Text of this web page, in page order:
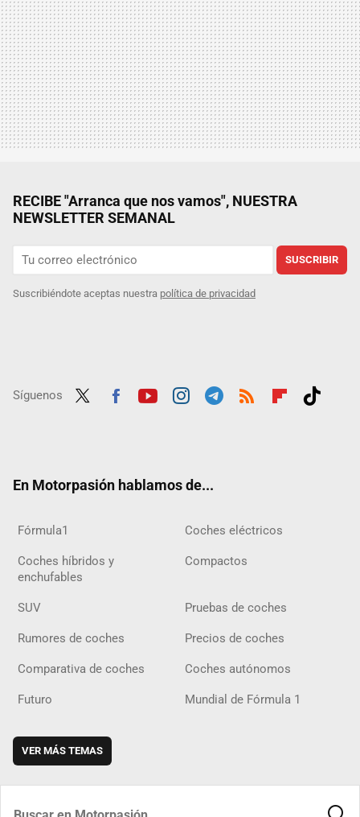
RECIBE "Arranca que nos vamos", NUESTRA
NEWSLETTER SEMANAL
SUSCRIBIR
Suscribiéndote aceptas nuestra política de privacidad
Síguenos
En Motorpasión hablamos de...
Fórmula1 Coches eléctricos
Coches híbridos y
enchufables
Compactos
SUV Pruebas de coches
Rumores de coches Precios de coches
Comparativa de coches Coches autónomos
Futuro Mundial de Fórmula 1
VER MÁS TEMAS